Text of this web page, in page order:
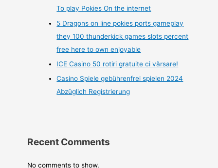
To play Pokies On the internet
5 Dragons on line pokies ports gameplay
they 100 thunderkick games slots percent
free here to own enjoyable
ICE Casino 50 rotiri gratuite ci vărsare!
Casino Spiele gebührenfrei spielen 2024
Abzüglich Registrierung
Recent Comments
No comments to show.